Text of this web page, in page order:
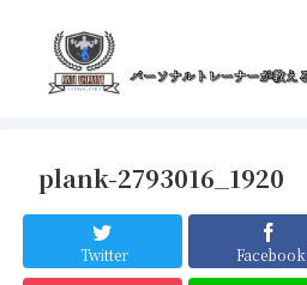
plank-2793016_1920
Twitter Facebook